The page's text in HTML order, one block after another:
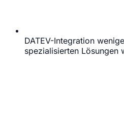
DATEV-Integration
spezialisierten Lösungen